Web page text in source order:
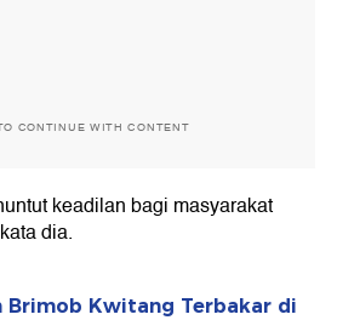
CONTINUE WITH CONTENT
keadilan bagi masyarakat
dia.
Brimob Kwitang Terbakar di